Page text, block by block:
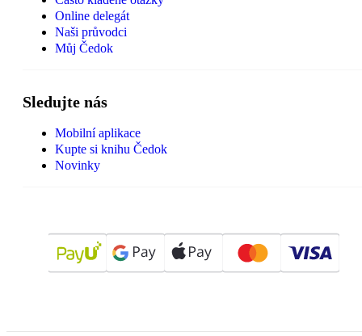
Online delegát
Naši průvodci
Můj Čedok
Sledujte nás
Mobilní aplikace
Kupte si knihu Čedok
Novinky